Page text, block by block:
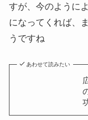
すが、今のように
になってくれば、
うですね
あわせて読みたい